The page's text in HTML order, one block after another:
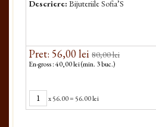
Descriere: Bijuteriile Sofia’S
Pret: 56,00 lei 80,00 lei
En-gross : 40,00 lei (min. 3 buc.)
x56.00= 56.00 lei